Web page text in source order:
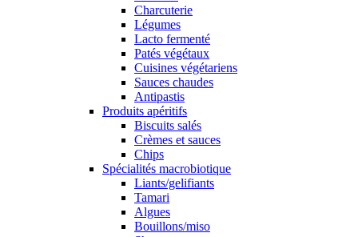
Charcuterie
Légumes
Lacto fermenté
Patés végétaux
Cuisines végétariens
Sauces chaudes
Antipastis
Produits apéritifs
Biscuits salés
Crèmes et sauces
Chips
Spécialités macrobiotique
Liants/gelifiants
Tamari
Algues
Bouillons/miso